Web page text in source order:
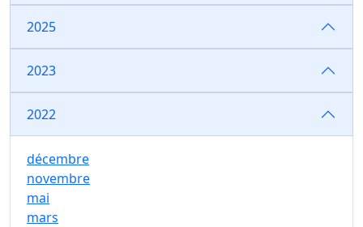
2025
2023
2022
décembre
novembre
mai
mars